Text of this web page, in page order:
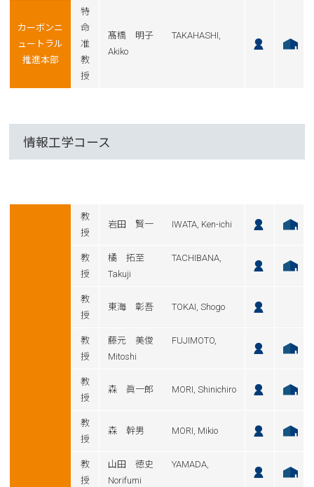
カーボンニ
ュートラル
推進本部
特
命
准
教
授
髙橋 明子 TAKAHASHI,
Akiko
情報工学コース
教
授
岩田 賢一 IWATA, Ken-ichi
教
授
橘 拓至 TACHIBANA,
Takuji
教
授
東海 彰吾 TOKAI, Shogo
教
授
藤元 美俊 FUJIMOTO,
Mitoshi
教
授
森 眞一郎 MORI, Shinichiro
教
授
森 幹男 MORI, Mikio
教
授
山田 徳史 YAMADA,
Norifumi